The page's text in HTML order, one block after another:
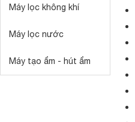
Máy lọc không khí
Máy lọc nước
Máy tạo ẩm - hút ẩm